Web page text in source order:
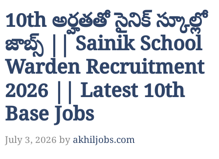
10th అర్హతతో సైనిక్ స్కూల్లో
జాబ్స్ || Sainik School
Warden Recruitment
2026 || Latest 10th
Base Jobs
July 3, 2026 by akhiljobs.com